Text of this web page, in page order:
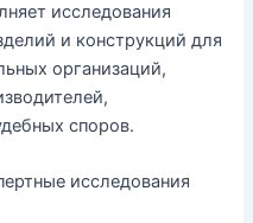
исследования
и конструкций для
организаций,
споров.
исследования